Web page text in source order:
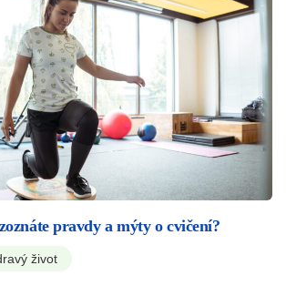
pravdy a mýty o cvičení?
život